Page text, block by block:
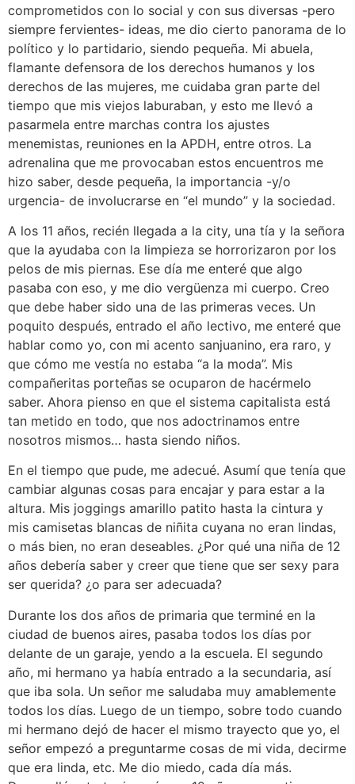
comprometidos con lo social y con sus diversas -pero
siempre fervientes- ideas, me dio cierto panorama de lo
político y lo partidario, siendo pequeña. Mi abuela,
flamante defensora de los derechos humanos y los
derechos de las mujeres, me cuidaba gran parte del
tiempo que mis viejos laburaban, y esto me llevó a
pasarmela entre marchas contra los ajustes
menemistas, reuniones en la APDH, entre otros. La
adrenalina que me provocaban estos encuentros me
hizo saber, desde pequeña, la importancia -y/o
urgencia- de involucrarse en “el mundo” y la sociedad.
A los 11 años, recién llegada a la city, una tía y la señora
que la ayudaba con la limpieza se horrorizaron por los
pelos de mis piernas. Ese día me enteré que algo
pasaba con eso, y me dio vergüenza mi cuerpo. Creo
que debe haber sido una de las primeras veces. Un
poquito después, entrado el año lectivo, me enteré que
hablar como yo, con mi acento sanjuanino, era raro, y
que cómo me vestía no estaba “a la moda”. Mis
compañeritas porteñas se ocuparon de hacérmelo
saber. Ahora pienso en que el sistema capitalista está
tan metido en todo, que nos adoctrinamos entre
nosotros mismos… hasta siendo niños.
En el tiempo que pude, me adecué. Asumí que tenía que
cambiar algunas cosas para encajar y para estar a la
altura. Mis joggings amarillo patito hasta la cintura y
mis camisetas blancas de niñita cuyana no eran lindas,
o más bien, no eran deseables. ¿Por qué una niña de 12
años debería saber y creer que tiene que ser sexy para
ser querida? ¿o para ser adecuada?
Durante los dos años de primaria que terminé en la
ciudad de buenos aires, pasaba todos los días por
delante de un garaje, yendo a la escuela. El segundo
año, mi hermano ya había entrado a la secundaria, así
que iba sola. Un señor me saludaba muy amablemente
todos los días. Luego de un tiempo, sobre todo cuando
mi hermano dejó de hacer el mismo trayecto que yo, el
señor empezó a preguntarme cosas de mi vida, decirme
que era linda, etc. Me dio miedo, cada día más.